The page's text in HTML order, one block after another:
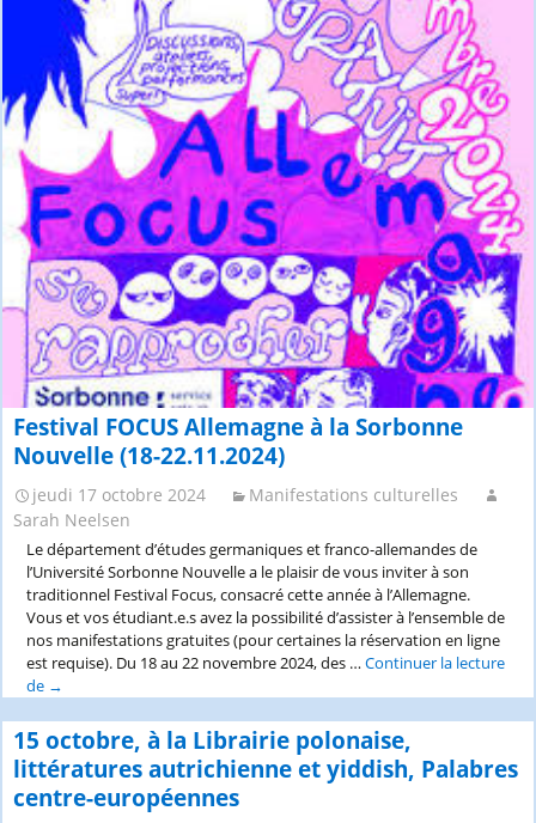
Festival FOCUS Allemagne à la Sorbonne
Nouvelle (18-22.11.2024)
jeudi 17 octobre 2024
Manifestations culturelles
Sarah Neelsen
Le département d’études germaniques et franco-allemandes de
l’Université Sorbonne Nouvelle a le plaisir de vous inviter à son
traditionnel Festival Focus, consacré cette année à l’Allemagne.
Vous et vos étudiant.e.s avez la possibilité d’assister à l’ensemble de
nos manifestations gratuites (pour certaines la réservation en ligne
est requise). Du 18 au 22 novembre 2024, des …Continuer la lecture
de Festival
Allemagne
à
la
Sorbonne
→
15 octobre, à la Librairie polonaise,
littératures autrichienne et yiddish, Palabres
centre-européennes